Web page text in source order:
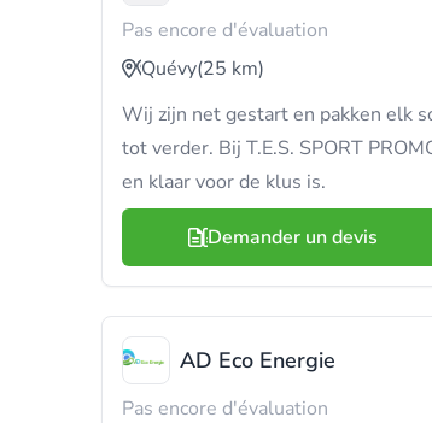
Pas encore d'évaluation
Quévy(25 km)
Wij zijn net gestart en pakken elk
tot verder. Bij T.E.S. SPORT
en klaar voor de klus is.
Demander un devis
AD Eco Energie
Pas encore d'évaluation